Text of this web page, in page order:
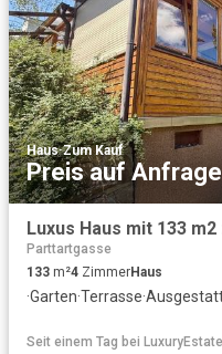
Haus·Zum Kauf
Preis auf Anfrage
Parttartgasse
133 m²4 ZimmerHaus
·Garten·Terrasse·
Seit einem Tag bei LuxuryEstate